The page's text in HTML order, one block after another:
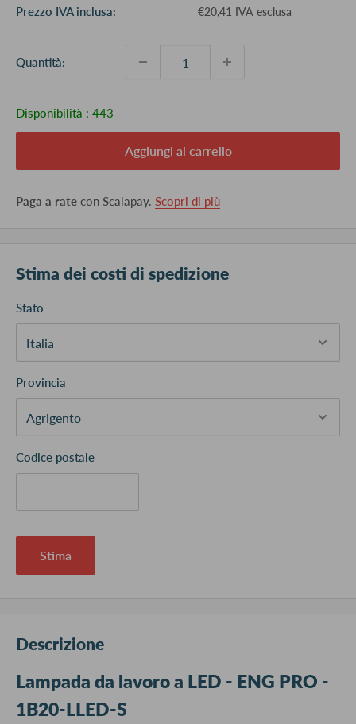
Prezzo IVA inclusa: €20,41 IVA esclusa
Quantità:
Disponibilità : 443
Aggiungi al carrello
Paga a rate con Scalapay. Scopri di più
Stima dei costi di spedizione
Stato
Provincia
Codice postale
Stima
Descrizione
Lampada da lavoro a LED - ENG PRO -
1B20-LLED-S